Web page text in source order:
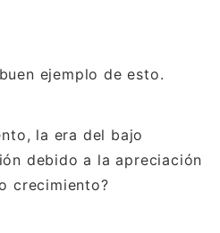
ejemplo de esto.
la era del bajo
debido a la apreciación
crecimiento?